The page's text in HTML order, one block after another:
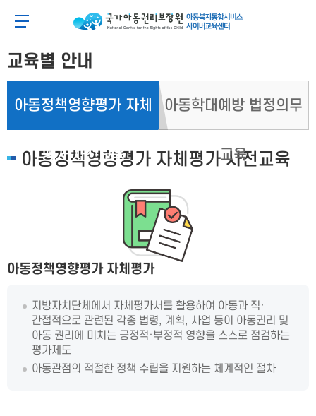
로
가
기
로
가
기
메뉴 버튼
아동이 행복한 세상 아동권리보장원 아동복지통합
교육별 안내
아동정책영향평가 자체
평가 사전교육
아동학대예방 법정의무
교육
아동정책영향평가 자체평가 사전교육
아동정책영향평가 자체평가
지방자치단체에서 자체평가서를 활용하여 아동과 직·
간접적으로 관련된 각종 법령, 계획, 사업 등이 아동권리 및
아동 권리에 미치는 긍정적·부정적 영향을 스스로 점검하는
평가제도
아동관점의 적절한 정책 수립을 지원하는 체계적인 절차